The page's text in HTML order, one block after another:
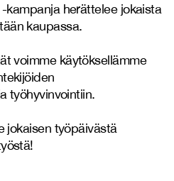
kampanja herättelee jokaista
kaupassa.
voimme käytöksellämme
työhyvinvointiin.
jokaisen työpäivästä